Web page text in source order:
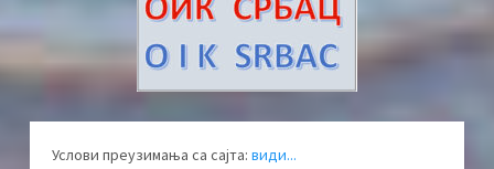
Услови преузимања са сајта: види...